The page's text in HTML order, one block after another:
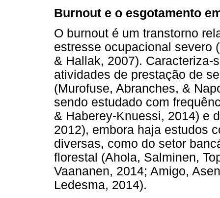
Burnout e o esgotamento
O burnout é um transtorno
estresse ocupacional severo
& Hallak, 2007). Caracteriza-
atividades de prestação de
(Murofuse, Abranches, &
sendo estudado com
& Haberey-Knuessi, 2014) e
2012), embora haja estudos
diversas, como do setor
florestal (Ahola, Salminen,
Vaananen, 2014; Amigo,
Ledesma, 2014).